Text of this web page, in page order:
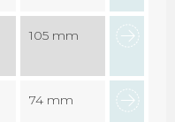
105 mm
74 mm